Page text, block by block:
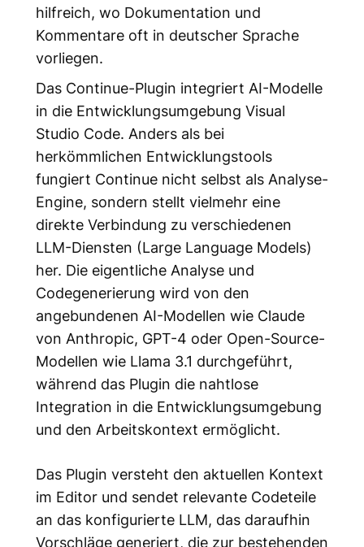
hilfreich, wo Dokumentation und
Kommentare oft in deutscher Sprache
vorliegen.
Das Continue-Plugin integriert AI-Modelle
in die Entwicklungsumgebung Visual
Studio Code. Anders als bei
herkömmlichen Entwicklungstools
fungiert Continue nicht selbst als Analyse-
Engine, sondern stellt vielmehr eine
direkte Verbindung zu verschiedenen
LLM-Diensten (Large Language Models)
her. Die eigentliche Analyse und
Codegenerierung wird von den
angebundenen AI-Modellen wie Claude
von Anthropic, GPT-4 oder Open-Source-
Modellen wie Llama 3.1 durchgeführt,
während das Plugin die nahtlose
Integration in die Entwicklungsumgebung
und den Arbeitskontext ermöglicht.
Das Plugin versteht den aktuellen Kontext
im Editor und sendet relevante Codeteile
an das konfigurierte LLM, das daraufhin
Vorschläge generiert, die zur bestehenden